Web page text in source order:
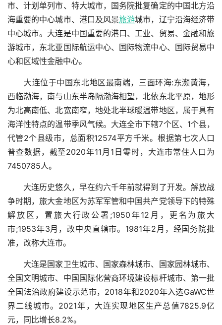
市、计划单列市、特大城市，国务院批复确定的中国北方沿
海重要的中心城市、港口及风景旅游城市，辽宁沿海经济带
中心城市。大连是中国重要的港口、工业、贸易、金融和旅
游城市，东北亚国际航运中心、国际物流中心、国际贸易中
心和区域性金融中心。
大连位于中国东北地区最南端，三面环海:东濒黄海，
西临渤海，南与山东半岛隔渤海相望，北依东北平原，地形
为北高南低、北宽南窄，地处北半球暖温带地区，属于具有
海洋性特点的温带季风气候。大连全市下辖7个区、1个县，
代管2个县级市，总面积12574平方千米。根据第七次人口
普查数据，截至2020年11月1日零时，大连市常住人口为
7450785人。
大连历史悠久，早在约六千年前就得到了开发。解放战
争时期，旅大金地区为苏军军管和中国共产党领导下的特殊
解放区，置旅大行政公署;1950年12月，更名为旅大
市;1953年3月，改中央直辖市。1981年2月，经国务院批
准，改称大连市。
大连是国家卫生城市、国家森林城市、国家园林城市、
全国文明城市、中国国际化营商环境建设标杆城市、第一批
全国法治政府建设示范市，2018年和2020年入选GaWC世
界二线城市。2021年，大连实现地区生产总值7825.9亿
元，同比增长8.2%。